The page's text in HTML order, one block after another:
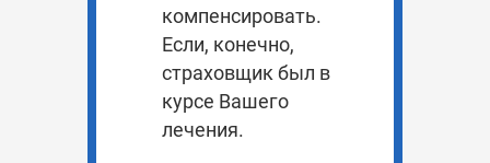
компенсировать.
Если, конечно,
страховщик был в
курсе Вашего
лечения.